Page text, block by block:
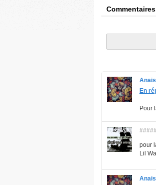
Commentaires
En
Pour
pour
Lil